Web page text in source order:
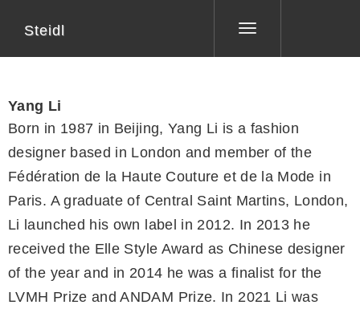
Toggle
Steidl
Yang Li
Born in 1987 in Beijing, Yang Li is a fashion
designer based in London and member of the
Fédération de la Haute Couture et de la Mode in
Paris. A graduate of Central Saint Martins, London,
Li launched his own label in 2012. In 2013 he
received the Elle Style Award as Chinese designer
of the year and in 2014 he was a finalist for the
LVMH Prize and ANDAM Prize. In 2021 Li was